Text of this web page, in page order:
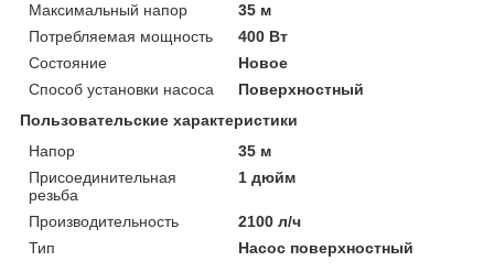
Максимальный напор
35 м
Потребляемая мощность
400 Вт
Состояние
Новое
Способ установки насоса
Поверхностный
Пользовательские характеристики
Напор
35 м
Присоединительная
резьба
1 дюйм
Производительность
2100 л/ч
Тип
Насос поверхностный